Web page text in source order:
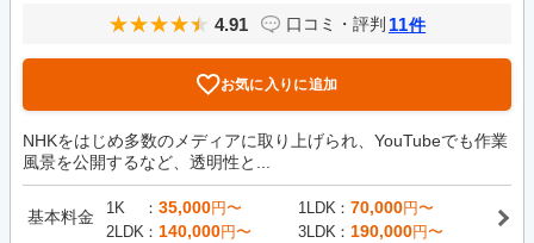
4.91 口コミ・評判 11件
お気に入りに追加
NHKをはじめ多数のメディアに取り上げられ、YouTubeでも作業
風景を公開するなど、透明性と...
基本料金 1K 35,000円〜 1LDK 70,000円〜
2LDK
140,000円〜 3LDK 190,000円〜